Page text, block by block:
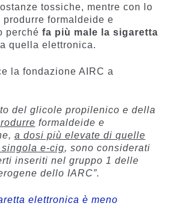
tossiche, mentre con lo
formaldeide e
perché fa più male la sigaretta
quella elettronica.
la fondazione AIRC a
del glicole propilenico e della
formaldeide e
a dosi più elevate di quelle
e-cig, sono considerati
inseriti nel gruppo 1 delle
dello IARC”.
elettronica è meno